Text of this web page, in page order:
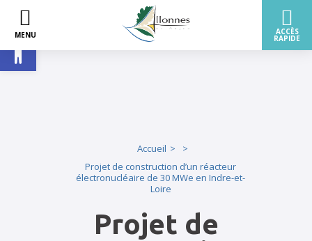
Ouvrir la barre d’outils
Accueil
Projet de construction d’un réacteur
électronucléaire de 30 MWe en Indre-et-
Loire
Projet de